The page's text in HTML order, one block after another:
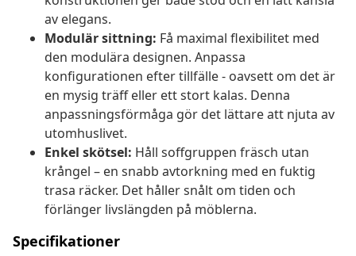
av elegans.
Modulär sittning: Få maximal flexibilitet med
den modulära designen. Anpassa
konfigurationen efter tillfälle - oavsett om det är
en mysig träff eller ett stort kalas. Denna
anpassningsförmåga gör det lättare att njuta av
utomhuslivet.
Enkel skötsel: Håll soffgruppen fräsch utan
krångel – en snabb avtorkning med en fuktig
trasa räcker. Det håller snålt om tiden och
förlänger livslängden på möblerna.
Specifikationer